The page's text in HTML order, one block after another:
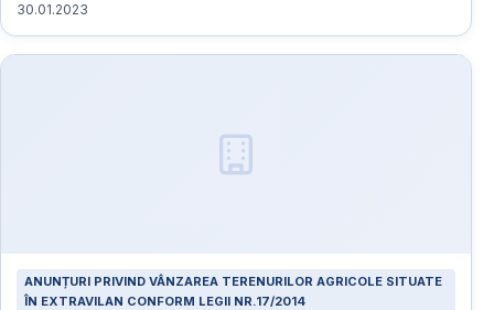
30.01.2023
ANUNȚURI PRIVIND VÂNZAREA TERENURILOR AGRICOLE SITUATE
ÎN EXTRAVILAN CONFORM LEGII NR.17/2014